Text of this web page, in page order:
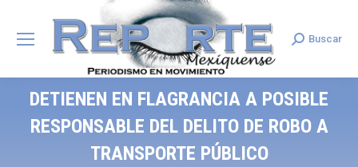
Search:
Buscar
DETIENEN EN FLAGRANCIA A POSIBLE
RESPONSABLE DEL DELITO DE ROBO A
TRANSPORTE PÚBLICO